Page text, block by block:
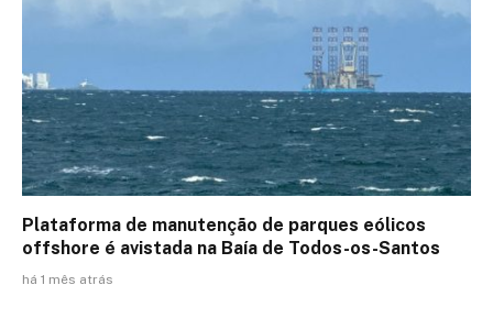
Plataforma de manutenção de parques eólicos
offshore é avistada na Baía de Todos-os-Santos
há 1 mês atrás